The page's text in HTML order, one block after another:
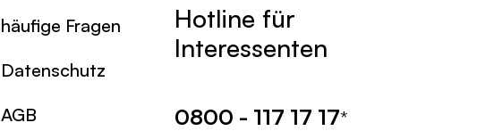
häufige Fragen
Datenschutz
AGB
Hotline für
Interessenten
0800 - 117 17 17*